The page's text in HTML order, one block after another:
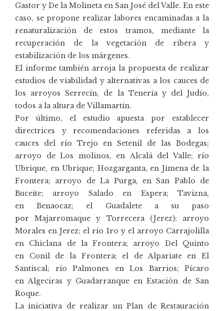
Gastor y De la Molineta en San José del Valle. En este
caso, se propone realizar labores encaminadas a la
renaturalización de estos tramos, mediante la
recuperación de la vegetación de ribera y
estabilización de los márgenes.
El informe también arroja la propuesta de realizar
estudios de viabilidad y alternativas a los cauces de
los arroyos Serrecín, de la Tenería y del Judío,
todos a la altura de Villamartín.
Por último, el estudio apuesta por establecer
directrices y recomendaciones referidas a los
cauces del río Trejo en Setenil de las Bodegas;
arroyo de Los molinos, en Alcalá del Valle; río
Ubrique, en Ubrique; Hozgarganta, en Jimena de la
Frontera; arroyo de La Purga, en San Pablo de
Buceite; arroyo Salado en Espera; Tavizna,
en Benaocaz; el Guadalete a su paso
por Majarromaque y Torrecera (Jerez); arroyo
Morales en Jerez; el río Iro y el arroyo Carrajolilla
en Chiclana de la Frontera; arroyo Del Quinto
en Conil de la Frontera; el de Alpariate en El
Santiscal; río Palmones en Los Barrios; Pícaro
en Algeciras y Guadarranque en Estación de San
Roque.
La iniciativa de realizar un Plan de Restauración